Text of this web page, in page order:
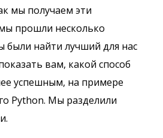
мы получаем эти
прошли несколько
были найти лучший для нас
вам, какой способ
успешным, на примере
Python. Мы разделили